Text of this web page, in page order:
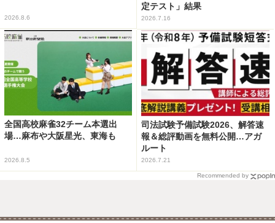
2026.8.6
定テスト」結果
2026.7.16
全国高校麻雀32チーム本選出
場…麻布や大阪星光、東海も
2026.8.5
司法試験予備試験2026、解答速
報＆総評動画を無料公開…アガ
ルート
2026.7.21
Recommended by